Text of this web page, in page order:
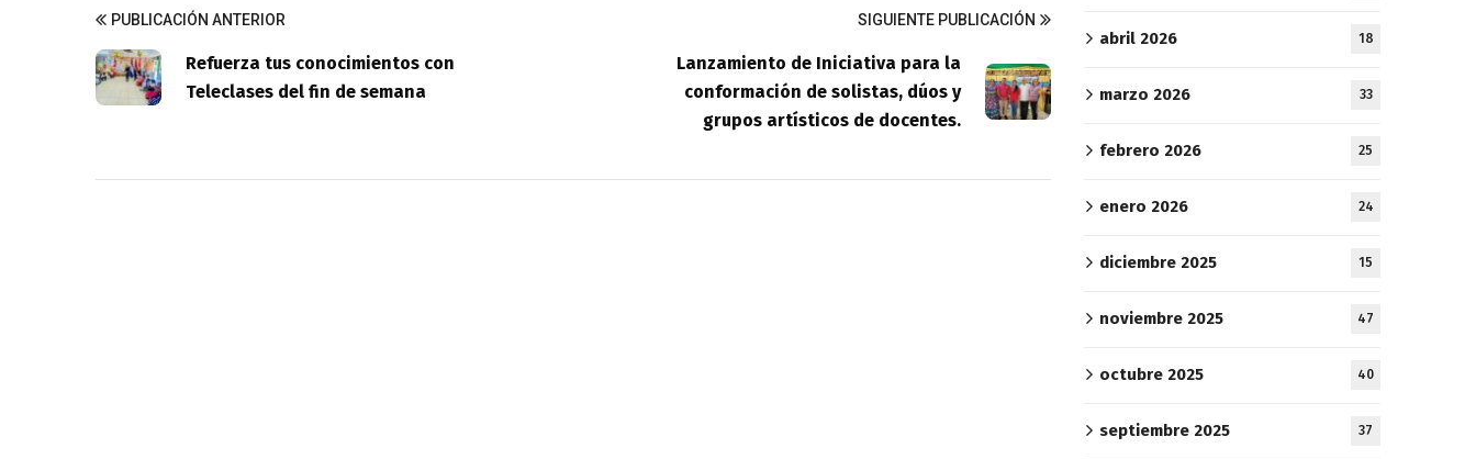
PUBLICACIÓN ANTERIOR
Refuerza tus conocimientos con
Teleclases del fin de semana
SIGUIENTE PUBLICACIÓN
Lanzamiento de Iniciativa para la
conformación de solistas, dúos y
grupos artísticos de docentes.
abril 2026 18
marzo 2026 33
febrero 2026 25
enero 2026 24
diciembre 2025 15
noviembre 2025 47
octubre 2025 40
septiembre 2025 37